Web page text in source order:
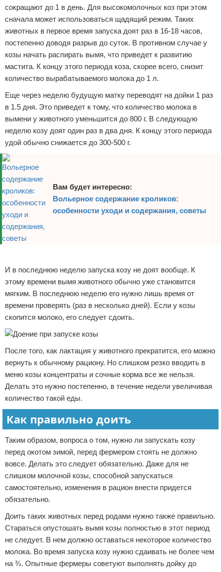
сокращают до 1 в день. Для высокомолочных коз при этом
сначала может использоваться щадящий режим. Таких
животных в первое время запуска доят раз в 16-18 часов,
постепенно доводя разрыв до суток. В противном случае у
козы начать распирать вымя, что приведет к развитию
мастита. К концу этого периода коза, скорее всего, снизит
количество вырабатываемого молока до 1 л.
Еще через неделю будущую матку переводят на дойки 1 раз
в 1.5 дня. Это приведет к тому, что количество молока в
вымени у животного уменьшится до 800 г. В следующую
неделю козу доят один раз в два дня. К концу этого периода
удой обычно снижается до 300-500 г.
Вам будет интересно:
Вольерное содержание кроликов:
особенности уходи и содержания, советы
И в последнюю неделю запуска козу не доят вообще. К
этому времени вымя животного обычно уже становится
мягким. В последнюю неделю его нужно лишь время от
времени проверять (раз в несколько дней). Если у козы
скопится молоко, его следует сдоить.
После того, как лактация у животного прекратится, его можно
вернуть к обычному рациону. Но слишком резко вводить в
меню козы концентраты и сочные корма все же нельзя.
Делать это нужно постепенно, в течение недели увеличивая
количество такой еды.
Как правильно доить
Таким образом, вопроса о том, нужно ли запускать козу
перед окотом зимой, перед фермером стоять не должно
вовсе. Делать это следует обязательно. Даже для не
слишком молочной козы, способной запускаться
самостоятельно, изменения в рацион внести придется
обязательно.
Доить таких животных перед родами нужно также правильно.
Стараться опустошать вымя козы полностью в этот период
не следует. В нем должно оставаться некоторое количество
молока. Во время запуска козу нужно сдаивать не более чем
на ¾. Опытные фермеры советуют выполнять дойку до